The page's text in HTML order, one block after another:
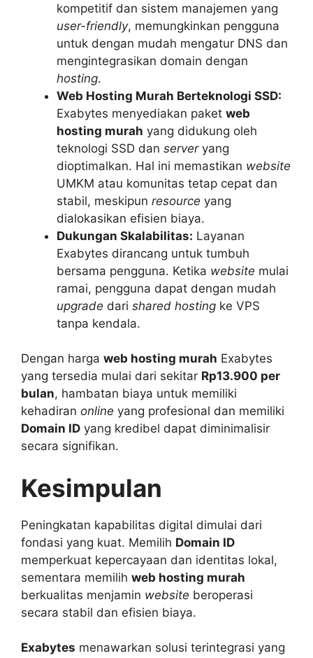
kompetitif dan sistem manajemen yang
user-friendly, memungkinkan pengguna
untuk dengan mudah mengatur DNS dan
mengintegrasikan domain dengan
hosting.
Web Hosting Murah Berteknologi SSD:
Exabytes menyediakan paket web
hosting murah yang didukung oleh
teknologi SSD dan serveryang
dioptimalkan. Hal ini memastikan website
UMKM atau komunitas tetap cepat dan
stabil, meskipun resource yang
dialokasikan efisien biaya.
Dukungan Skalabilitas: Layanan
Exabytes dirancang untuk tumbuh
bersama pengguna. Ketika website mulai
ramai, pengguna dapat dengan mudah
upgrade dari shared hosting ke VPS
tanpa kendala.
Dengan harga web hosting murah Exabytes
yang tersedia mulai dari sekitar Rp13.900 per
bulan, hambatan biaya untuk memiliki
kehadiran online yang profesional dan memiliki
Domain ID yang kredibel dapat diminimalisir
secara signifikan.
Kesimpulan
Peningkatan kapabilitas digital dimulai dari
fondasi yang kuat. Memilih Domain ID
memperkuat kepercayaan dan identitas lokal,
sementara memilih web hosting murah
berkualitas menjamin website beroperasi
secara stabil dan efisien biaya.
Exabytes menawarkan solusi terintegrasi yang